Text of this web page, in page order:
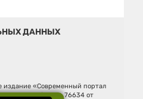
ДАННЫХ
издание «Современный портал
ЭЛ № ФС 77 - 76634 от